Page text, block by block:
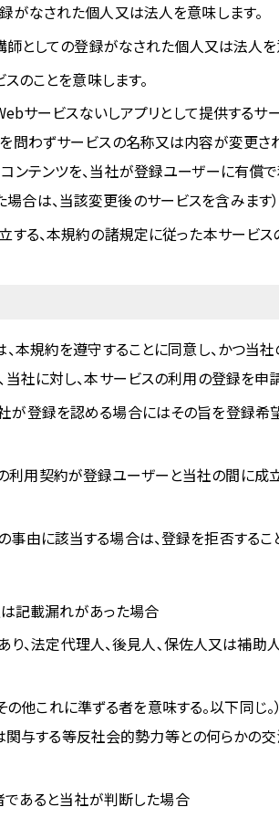
がなされた個人又は法人を意味します。
師としての登録がなされた個人又は法人を
のことを意味します。
サービスないしアプリとして提供する
問わずサービスの名称又は内容が変更
ンテンツを、当社が登録ユーザーに有償
合は、当該変更後のサービスを含みます）
る、本規約の諸規定に従った本サービス
本規約を遵守することに同意し、かつ当
社に対し、本サービスの利用の登録を申
が登録を認める場合にはその旨を登録希
用契約が登録ユーザーと当社の間に成
由に該当する場合は、登録を拒否するこ
記載漏れがあった場合
、法定代理人、後見人､保佐人又は補助
他これに準ずる者を意味する。以下同じ
与する等反社会的勢力等との何らかの交
あると当社が判断した場合